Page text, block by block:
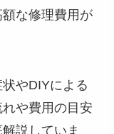
な修理費用が
やDIYによる
や費用の目安
説していま